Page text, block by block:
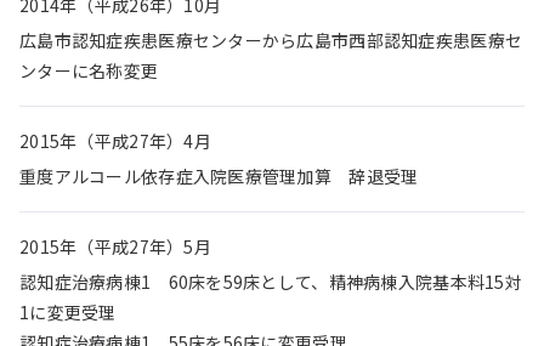
2014年（平成26年）10月
広島市認知症疾患医療センターから広島市西部認知症疾患医療セ
ンターに名称変更
2015年（平成27年）4月
重度アルコール依存症入院医療管理加算 辞退受理
2015年（平成27年）5月
認知症治療病棟1 60床を59床として、精神病棟入院基本料15対
1に変更受理